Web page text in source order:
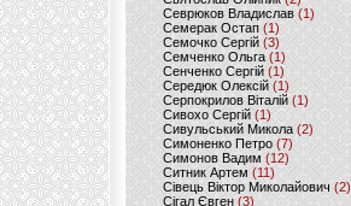
Севрюков Владислав (1)
Семерак Остап (1)
Семочко Сергій (3)
Семченко Ольга (1)
Сенченко Сергій(1)
Середюк Олексій(1)
Серпокрилов Віталій(1)
Сивохо Сергій(1)
Сивульський Микола(2)
Симоненко Петро(7)
Симонов Вадим (12)
Ситник Артем(11)
Сівець Віктор Миколайович(2)
Сігал Євген (3)